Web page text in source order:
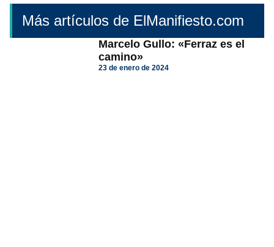
Más artículos de ElManifiesto.com
Marcelo Gullo: «Ferraz es el
camino»
23 de enero de 2024